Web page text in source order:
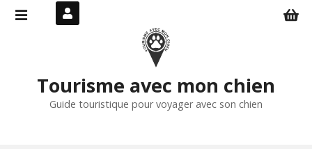
Tourisme avec mon chien
Guide touristique pour voyager avec son chien